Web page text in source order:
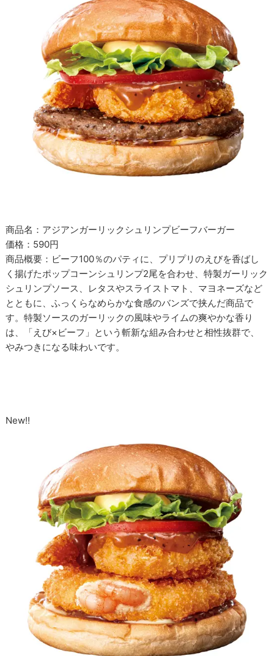
商品名：アジアンガーリックシュリンプビーフバーガー
価格：590円
商品概要：ビーフ100％のパティに、プリプリのえびを香ばし
く揚げたポップコーンシュリンプ2尾を合わせ、特製ガーリック
シュリンプソース、レタスやスライストマト、マヨネーズなど
とともに、ふっくらなめらかな食感のバンズで挟んだ商品で
す。特製ソースのガーリックの風味やライムの爽やかな香り
は、「えび×ビーフ」という斬新な組み合わせと相性抜群で、
やみつきになる味わいです。
New!!